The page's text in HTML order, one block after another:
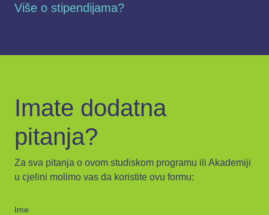
Više o stipendijama?
Imate dodatna
pitanja?
Za sva pitanja o ovom studiskom programu ili Akademiji
u cjelini molimo vas da koristite ovu formu:
Ime